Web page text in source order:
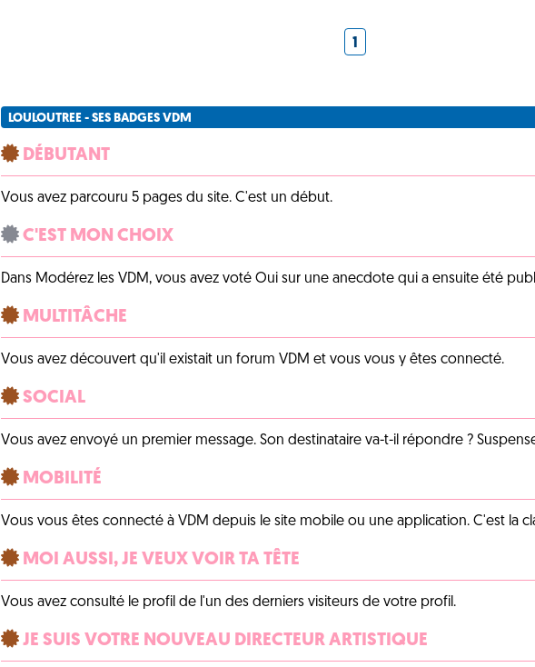
1
LOULOUTREE - SES BADGES VDM
DÉBUTANT
Vous avez parcouru 5 pages du site. C'est un début.
C'EST MON CHOIX
Dans Modérez les VDM, vous avez voté Oui sur une anecdote qui a ensuite été
MULTITÂCHE
Vous avez découvert qu'il existait un forum VDM et vous vous y êtes connecté.
SOCIAL
Vous avez envoyé un premier message. Son destinataire va-t-il répondre ?
MOBILITÉ
Vous vous êtes connecté à VDM depuis le site mobile ou une application. C'est la
MOI AUSSI, JE VEUX VOIR TA TÊTE
Vous avez consulté le profil de l'un des derniers visiteurs de votre profil.
JE SUIS VOTRE NOUVEAU DIRECTEUR ARTISTIQUE